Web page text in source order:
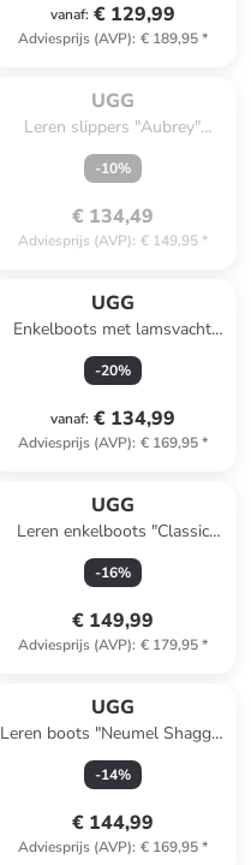
vanaf: € 129,99
Adviesprijs (AVP): € 189,95*
uitverkocht.
UGG
Leren slippers "Aubrey"
lichtbruin
-10%
€ 134,49
Adviesprijs (AVP): € 149,95*
UGG
Enkelboots met lamsvacht
grijs
-20%
vanaf: € 134,99
Adviesprijs (AVP): € 169,95*
UGG
Leren enkelboots "Classic
Ultra Mini" lichtbruin
-16%
€ 149,99
Adviesprijs (AVP): € 179,95*
UGG
Leren boots "Neumel Shaggy"
bruin
-14%
€ 144,99
Adviesprijs (AVP): € 169,95*